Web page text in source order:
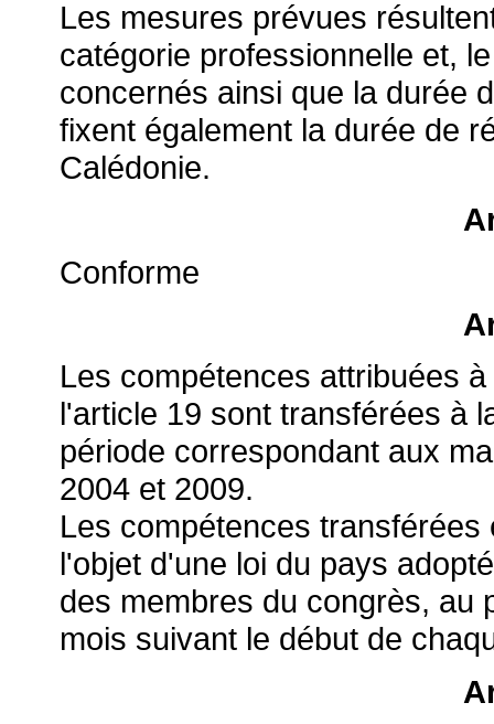
Les mesures prévues
catégorie professionnelle et,
concernés ainsi que la durée
fixent également la durée de
Calédonie.
Conforme
Les compétences attribuées
l'article 19 sont transférées à
période correspondant aux
2004 et 2009.
Les compétences
l'objet d'une loi du pays
des membres du congrès, au
mois suivant le début de